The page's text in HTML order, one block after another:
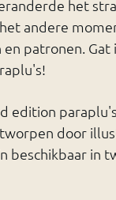
het
andere
en patronen. Gat
edition
door
beschikbaar in